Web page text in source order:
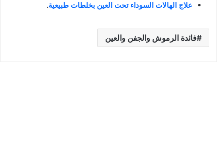
علاج الهالات السوداء تحت العين بخلطات طبيعية.
فائدة الرموش والجفن والعين